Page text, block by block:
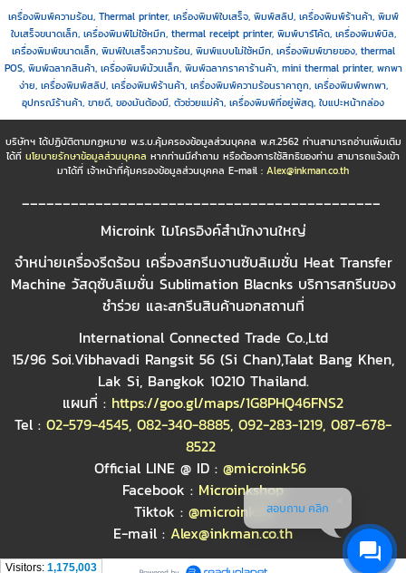
เครื่องพิมพ์ความร้อน, Thermal printer, เครื่องพิมพ์ใบเสร็จ, พิมพ์สลิป, เครื่องพิมพ์ร้านค้า, พิมพ์
ใบเสร็จขนาดเล็ก, เครื่องพิมพ์ไม่ใช้หมึก, thermal receipt printer, พิมพ์บาร์โค้ด, เครื่องพิมพ์บิล,
เครื่องพิมพ์ขนาดเล็ก, พิมพ์ใบเสร็จความร้อน, พิมพ์แบบไม่ใช้หมึก, เครื่องพิมพ์ขายของ, thermal
POS, พิมพ์ฉลากสินค้า, เครื่องพิมพ์ม้วนเล็ก, พิมพ์ฉลากราคาร้านค้า, mini thermal printer, พกพา
ง่าย, เครื่องพิมพ์สลิป, เครื่องพิมพ์ร้านค้า, เครื่องพิมพ์ความร้อนราคาถูก, เครื่องพิมพ์พกพา,
อุปกรณ์ร้านค้า, ขายดี, ของมันต้องมี, ตัวช่วยแม่ค้า, เครื่องพิมพ์ที่อยู่พัสดุ, ใบแปะหน้ากล่อง
บริษัทฯ ได้ปฏิบัติตามกฏหมาย พ.ร.บ.คุ้มครองข้อมูลส่วนบุคคล พ.ศ.2562 ท่านสามารถอ่านเพิ่มเติม
ได้ที่ นโยบายรักษาข้อมูลส่วนบุคคล หากท่านมีคำถาม หรือต้องการใช้สิทธิของท่าน สามารถแจ้งเข้า
มาได้ที่ เจ้าหน้าที่คุ้มครองข้อมูลส่วนบุคคล E-mail : Alex@inkman.co.th
____________________________________________
Microink ไมโครอิงค์สำนักงานใหญ่
จำหน่ายเครื่องรีดร้อน เครื่องสกรีนงานซับลิเมชั่น Heat Transfer
Machine วัสดุซับลิเมชั่น Sublimation Blacnks บริการสกรีนของ
ชำร่วย และสกรีนสินค้านอกสถานที่
International Connected Trade Co.,Ltd
15/96 Soi.Vibhavadi Rangsit 56 (Si Chan),Talat Bang Khen,
Lak Si, Bangkok 10210 Thailand.
แผนที่ : https://goo.gl/maps/1G8PHQ46FNS2
Tel : 02-579-4545, 082-340-8885, 092-283-1219, 087-678-
8522
Official LINE @ ID : @microink56
Facebook : Microinkshop
Tiktok : @microink56
E-mail : Alex@inkman.co.th
Visitors: 1,175,003
สอบถาม คลิก